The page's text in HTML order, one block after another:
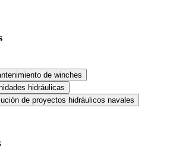
de winches
hidráulicas
Desarrollo y ejecución de proyectos hidráulicos navales